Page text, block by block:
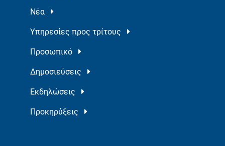
Νέα
Υπηρεσίες προς τρίτους
Προσωπικό
Δημοσιεύσεις
Εκδηλώσεις
Προκηρύξεις